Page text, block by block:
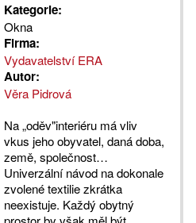
Kategorie:
Okna
Firma:
Vydavatelství ERA
Autor:
Věra Pidrová
Na „oděv"interiéru má vliv
vkus jeho obyvatel, daná doba,
země, společnost…
Univerzální návod na dokonale
zvolené textilie zkrátka
neexistuje. Každý obytný